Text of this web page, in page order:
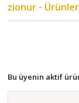
zionur -
Bu üyenin aktif